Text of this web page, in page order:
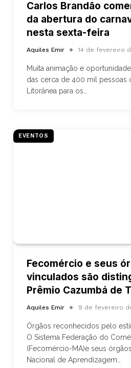
Carlos Brandão
da abertura do
nesta sexta-feira
Aquiles Emir 14 de fevereiro
Muita animação e
das cerca de 400 mil pessoas
Litorânea para os…
EVENTOS
Fecomércio e seus
vinculados são
Prêmio Cazumbá de
Aquiles Emir 9 de fevereiro
Órgãos reconhecidos pelo
O Sistema Federação do
(Fecomércio-MA)e seus
Nacional de Aprendizagem…